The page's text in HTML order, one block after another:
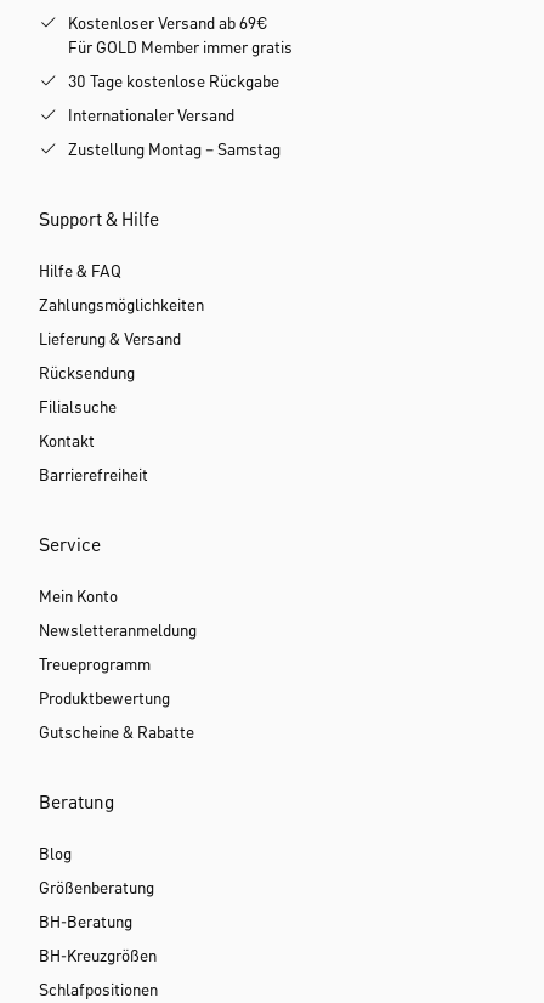
Kostenloser Versand ab 69€
Für GOLD Member immer gratis
30 Tage kostenlose Rückgabe
Internationaler Versand
Zustellung Montag – Samstag
Support & Hilfe
Hilfe & FAQ
Zahlungsmöglichkeiten
Lieferung & Versand
Rücksendung
Filialsuche
Kontakt
Barrierefreiheit
Service
Mein Konto
Newsletteranmeldung
Treueprogramm
Produktbewertung
Gutscheine & Rabatte
Beratung
Blog
Größenberatung
BH-Beratung
BH-Kreuzgrößen
Schlafpositionen